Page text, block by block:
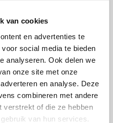
van cookies
en advertenties te
social media te bieden
analyseren. Ook delen we
onze site met onze
en analyse. Deze
combineren met andere
verstrekt of die ze hebben
van hun services.
Uw telefoonnummer